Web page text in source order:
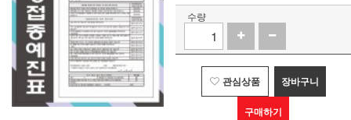
수량
관심상품 장바구니
구매하기